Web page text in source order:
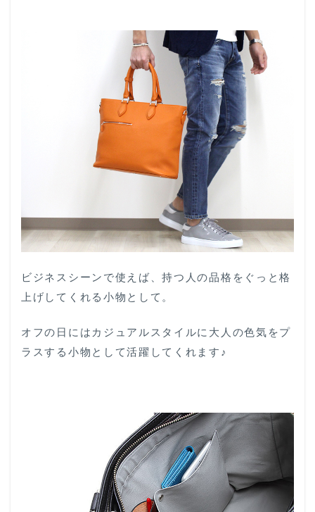
ビジネスシーンで使えば、持つ人の品格をぐっと格
上げしてくれる小物として。
オフの日にはカジュアルスタイルに大人の色気をプ
ラスする小物として活躍してくれます♪